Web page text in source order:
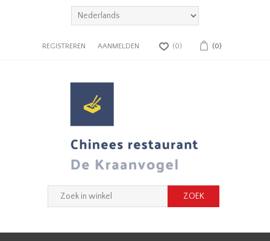
REGISTREREN AANMELDEN (0) (0)